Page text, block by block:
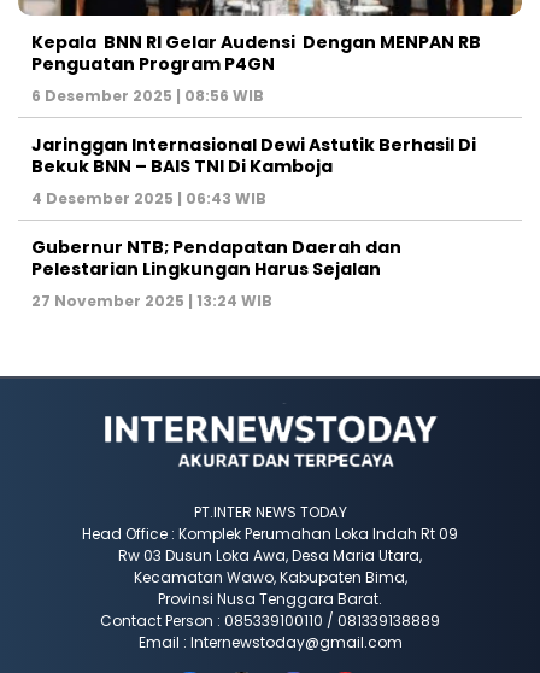
Kepala BNN RI Gelar Audensi Dengan MENPAN RB
Penguatan Program P4GN
6 Desember 2025 | 08:56 WIB
Jaringgan Internasional Dewi Astutik Berhasil Di
Bekuk BNN – BAIS TNI Di Kamboja
4 Desember 2025 | 06:43 WIB
Gubernur NTB; Pendapatan Daerah dan
Pelestarian Lingkungan Harus Sejalan
27 November 2025 | 13:24 WIB
PT.INTER NEWS TODAY
Head Office : Komplek Perumahan Loka Indah Rt 09
Rw 03 Dusun Loka Awa, Desa Maria Utara,
Kecamatan Wawo, Kabupaten Bima,
Provinsi Nusa Tenggara Barat.
Contact Person : 085339100110 / 081339138889
Email : Internewstoday@gmail.com